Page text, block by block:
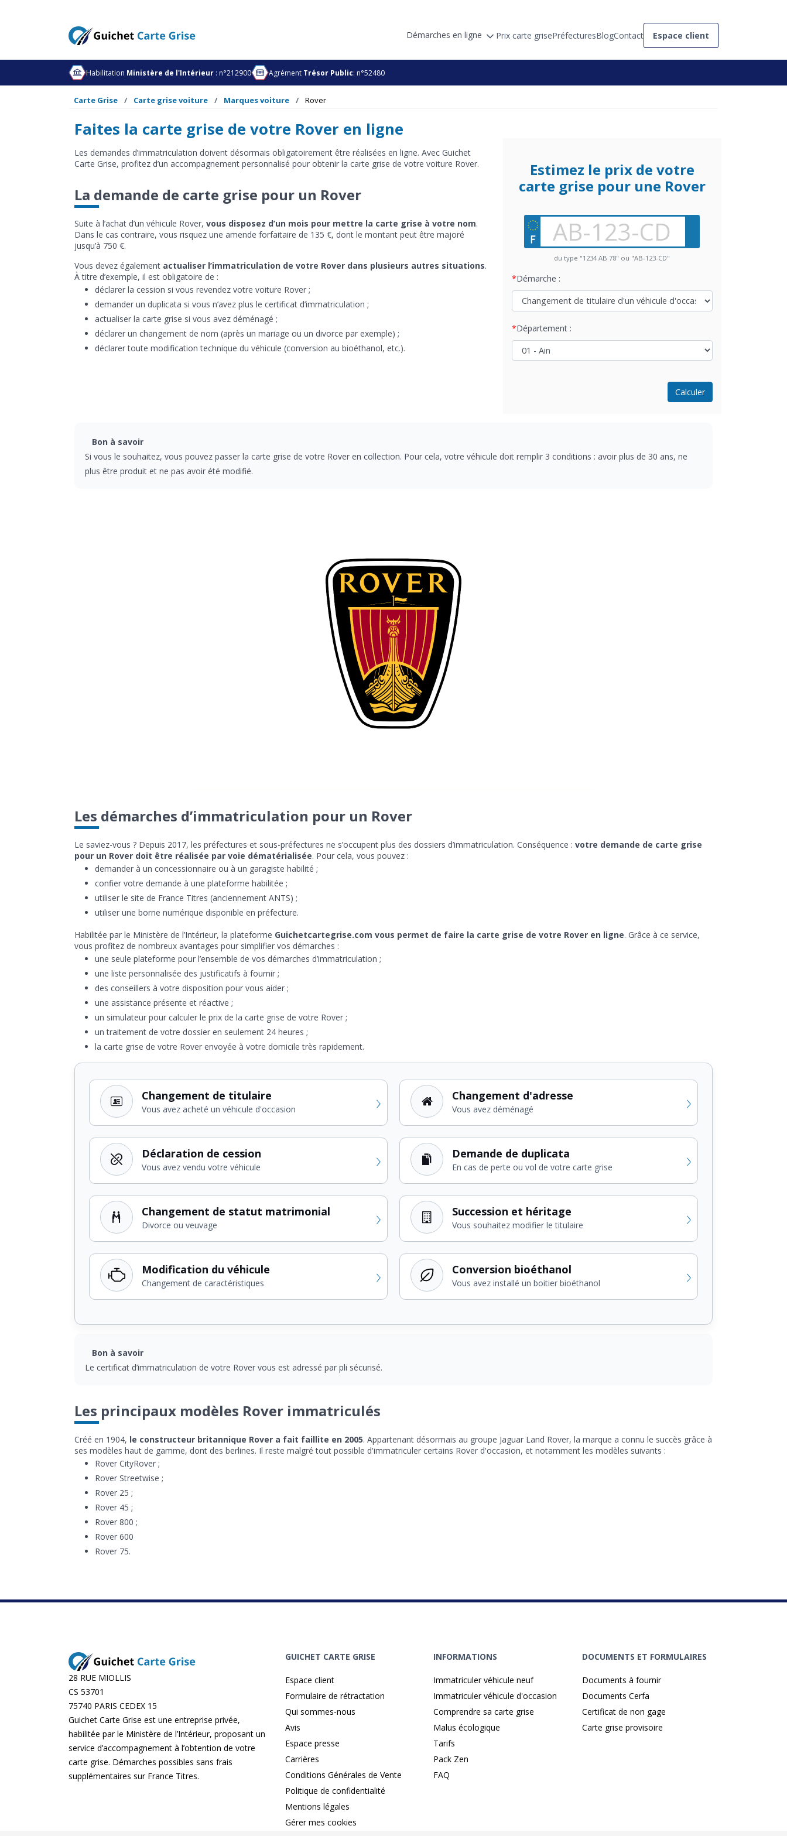
Démarches en ligne Prix carte grisePréfecturesBlogContact Espace client
Habilitation Ministère de l'Intérieur : n°212900 Agrément Trésor Public: n°52480
Carte Grise Carte grise voiture Marques voiture Rover
Faites la carte grise de votre Rover en ligne
Les demandes d’immatriculation doivent désormais obligatoirement être réalisées en ligne. Avec Guichet
Carte Grise, profitez d’un accompagnement personnalisé pour obtenir la carte grise de votre voiture Rover.
La demande de carte grise pour un Rover
Suite à l’achat d’un véhicule Rover, vous disposez d’un mois pour mettre la carte grise à votre nom.
Dans le cas contraire, vous risquez une amende forfaitaire de 135 €, dont le montant peut être majoré
jusqu’à 750 €.
Vous devez également actualiser l’immatriculation de votre Rover dans plusieurs autres situations.
À titre d’exemple, il est obligatoire de :
déclarer la cession si vous revendez votre voiture Rover ;
demander un duplicata si vous n’avez plus le certificat d’immatriculation ;
actualiser la carte grise si vous avez déménagé ;
déclarer un changement de nom (après un mariage ou un divorce par exemple) ;
déclarer toute modification technique du véhicule (conversion au bioéthanol, etc.).
Estimez le prix de votre
carte grise pour une Rover
du type "1234 AB 78" ou "AB-123-CD"
Démarche :
Département :
Calculer
Bon à savoir
Si vous le souhaitez, vous pouvez passer la carte grise de votre Rover en collection. Pour cela, votre véhicule doit remplir 3 conditions : avoir plus de 30 ans, ne
plus être produit et ne pas avoir été modifié.
Les démarches d’immatriculation pour un Rover
Le saviez-vous ? Depuis 2017, les préfectures et sous-préfectures ne s’occupent plus des dossiers d’immatriculation. Conséquence : votre demande de carte grise
pour un Rover doit être réalisée par voie dématérialisée. Pour cela, vous pouvez :
demander à un concessionnaire ou à un garagiste habilité ;
confier votre demande à une plateforme habilitée ;
utiliser le site de France Titres (anciennement ANTS) ;
utiliser une borne numérique disponible en préfecture.
Habilitée par le Ministère de l’Intérieur, la plateforme Guichetcartegrise.com vous permet de faire la carte grise de votre Rover en ligne. Grâce à ce service,
vous profitez de nombreux avantages pour simplifier vos démarches :
une seule plateforme pour l’ensemble de vos démarches d’immatriculation ;
une liste personnalisée des justificatifs à fournir ;
des conseillers à votre disposition pour vous aider ;
une assistance présente et réactive ;
un simulateur pour calculer le prix de la carte grise de votre Rover ;
un traitement de votre dossier en seulement 24 heures ;
la carte grise de votre Rover envoyée à votre domicile très rapidement.
Changement de titulaire
Vous avez acheté un véhicule d'occasion
Changement d'adresse
Vous avez déménagé
Déclaration de cession
Vous avez vendu votre véhicule
Demande de duplicata
En cas de perte ou vol de votre carte grise
Changement de statut matrimonial
Divorce ou veuvage
Succession et héritage
Vous souhaitez modifier le titulaire
Modification du véhicule
Changement de caractéristiques
Conversion bioéthanol
Vous avez installé un boitier bioéthanol
Bon à savoir
Le certificat d’immatriculation de votre Rover vous est adressé par pli sécurisé.
Les principaux modèles Rover immatriculés
Créé en 1904, le constructeur britannique Rover a fait faillite en 2005. Appartenant désormais au groupe Jaguar Land Rover, la marque a connu le succès grâce à
ses modèles haut de gamme, dont des berlines. Il reste malgré tout possible d'immatriculer certains Rover d'occasion, et notamment les modèles suivants :
Rover CityRover ;
Rover Streetwise ;
Rover 25 ;
Rover 45 ;
Rover 800 ;
Rover 600
Rover 75.
28 RUE MIOLLIS
CS 53701
75740 PARIS CEDEX 15
Guichet Carte Grise est une entreprise privée,
habilitée par le Ministère de l’Intérieur, proposant un
service d’accompagnement à l’obtention de votre
carte grise. Démarches possibles sans frais
supplémentaires sur France Titres.
GUICHET CARTE GRISE
Espace client
Formulaire de rétractation
Qui sommes-nous
Avis
Espace presse
Carrières
Conditions Générales de Vente
Politique de confidentialité
Mentions légales
Gérer mes cookies
INFORMATIONS
Immatriculer véhicule neuf
Immatriculer véhicule d'occasion
Comprendre sa carte grise
Malus écologique
Tarifs
Pack Zen
FAQ
DOCUMENTS ET FORMULAIRES
Documents à fournir
Documents Cerfa
Certificat de non gage
Carte grise provisoire